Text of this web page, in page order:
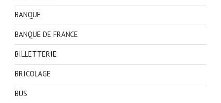
BANQUE
BANQUE DE FRANCE
BILLETTERIE
BRICOLAGE
BUS